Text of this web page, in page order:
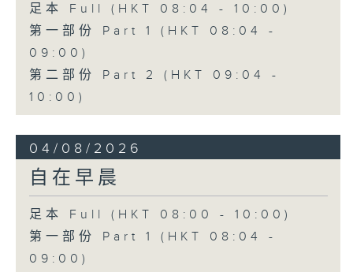
足本 Full (HKT 08:04 - 10:00)
第一部份 Part 1 (HKT 08:04 -
09:00)
第二部份 Part 2 (HKT 09:04 -
10:00)
04/08/2026
自在早晨
足本 Full (HKT 08:00 - 10:00)
第一部份 Part 1 (HKT 08:04 -
09:00)